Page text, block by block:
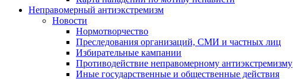
Неправомерный антиэкстремизм
Новости
Нормотворчество
Преследования организаций, СМИ и частных лиц
Избирательные кампании
Противодействие неправомерному антиэкстремизму
Иные государственные и общественные действия